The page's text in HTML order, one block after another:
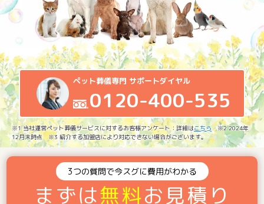
ペット葬儀専門 サポートダイヤル
0120-400-535
※1 当社運営ペット葬儀サービスに対するお客様アンケート：詳細はこちら ※2 2024年
12月末時点 ※3 紹介する加盟店により対応できない場合がございます。
3つの質問で今スグに費用がわかる
まずは無料お見積り